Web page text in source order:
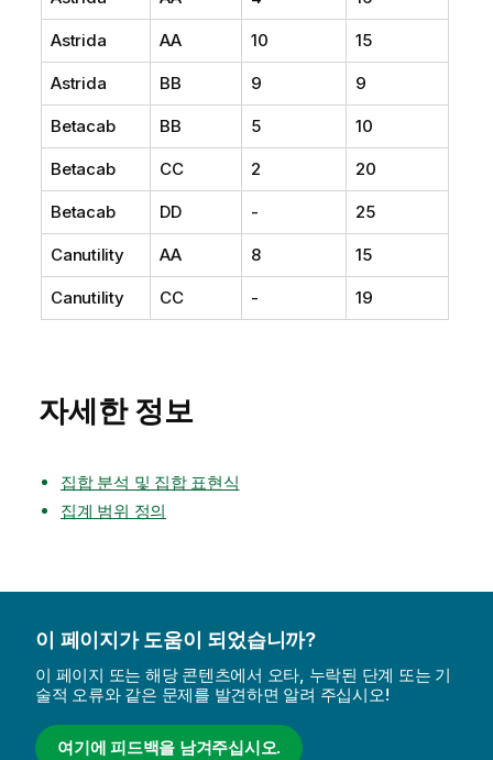
Astrida AA 10 15
Astrida BB 9 9
Betacab BB 5 10
Betacab CC 2 20
Betacab DD - 25
Canutility AA 8 15
Canutility CC - 19
자세한 정보
집합 분석 및 집합 표현식
집계 범위 정의
이 페이지가 도움이 되었습니까?
이 페이지 또는 해당 콘텐츠에서 오타, 누락된 단계 또는 기
술적 오류와 같은 문제를 발견하면 알려 주십시오!
여기에 피드백을 남겨주십시오.